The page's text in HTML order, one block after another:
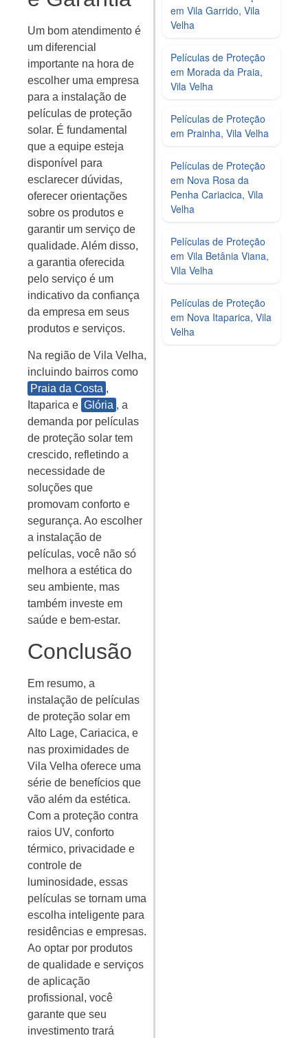
Um bom atendimento é
um diferencial
importante na hora de
escolher uma empresa
para a instalação de
películas de proteção
solar. É fundamental
que a equipe esteja
disponível para
esclarecer dúvidas,
oferecer orientações
sobre os produtos e
garantir um serviço de
qualidade. Além disso,
a garantia oferecida
pelo serviço é um
indicativo da confiança
da empresa em seus
produtos e serviços.
Na região de Vila Velha,
incluindo bairros como
Praia da Costa ,
Itaparica e Glória , a
demanda por películas
de proteção solar tem
crescido, refletindo a
necessidade de
soluções que
promovam conforto e
segurança. Ao escolher
a instalação de
películas, você não só
melhora a estética do
seu ambiente, mas
também investe em
saúde e bem-estar.
Conclusão
Em resumo, a
instalação de películas
de proteção solar em
Alto Lage, Cariacica, e
nas proximidades de
Vila Velha oferece uma
série de benefícios que
vão além da estética.
Com a proteção contra
raios UV, conforto
térmico, privacidade e
controle de
luminosidade, essas
películas se tornam uma
escolha inteligente para
residências e empresas.
Ao optar por produtos
de qualidade e serviços
de aplicação
profissional, você
garante que seu
investimento trará
em Vila Garrido, Vila
Velha
Películas de Proteção
em Morada da Praia,
Vila Velha
Películas de Proteção
em Prainha, Vila Velha
Películas de Proteção
em Nova Rosa da
Penha Cariacica, Vila
Velha
Películas de Proteção
em Vila Betânia Viana,
Vila Velha
Películas de Proteção
em Nova Itaparica, Vila
Velha